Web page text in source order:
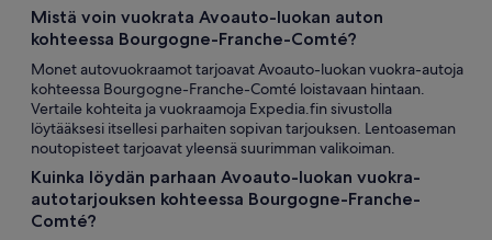
Mistä voin vuokrata Avoauto-luokan auton
kohteessa Bourgogne-Franche-Comté?
Monet autovuokraamot tarjoavat Avoauto-luokan vuokra-autoja
kohteessa Bourgogne-Franche-Comté loistavaan hintaan.
Vertaile kohteita ja vuokraamoja Expedia.fin sivustolla
löytääksesi itsellesi parhaiten sopivan tarjouksen. Lentoaseman
noutopisteet tarjoavat yleensä suurimman valikoiman.
Kuinka löydän parhaan Avoauto-luokan vuokra-
autotarjouksen kohteessa Bourgogne-Franche-
Comté?